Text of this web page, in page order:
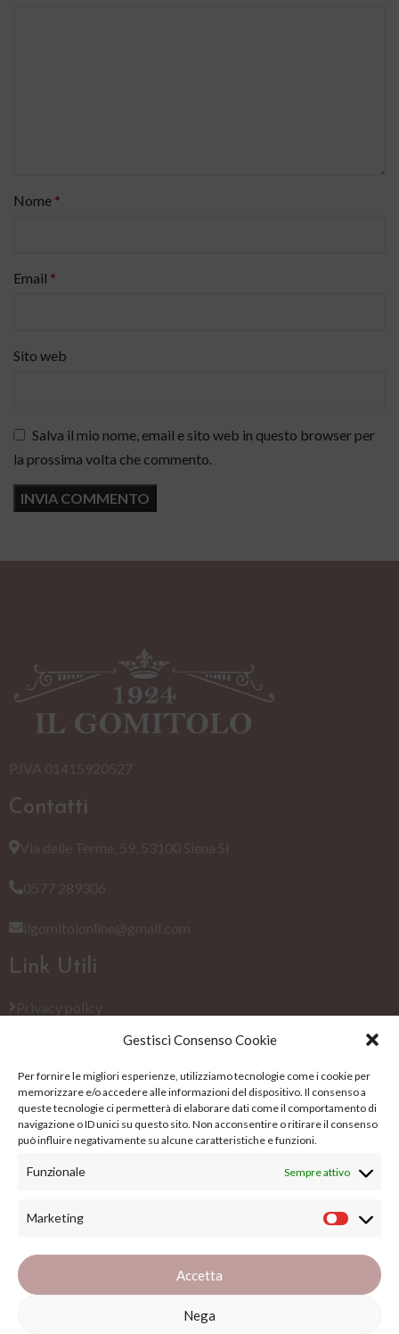
Gestisci Consenso Cookie
Per fornire le migliori esperienze, utilizziamo tecnologie come i cookie per
memorizzare e/o accedere alle informazioni del dispositivo. Il consenso a
queste tecnologie ci permetterà di elaborare dati come il comportamento di
navigazione o ID unici su questo sito. Non acconsentire o ritirare il consenso
può influire negativamente su alcune caratteristiche e funzioni.
Funzionale Sempre attivo
Marketing
Accetta
Nega
Nome *
Email *
Sito web
Salva il mio nome, email e sito web in questo browser per
la prossima volta che commento.
Contatti
Link Utili
Privacy policy
Cookie Policy (EU)
Termini e condizioni
Su di noi
Su di noi
Il Gomitolo Siena. All Rights Reserved.